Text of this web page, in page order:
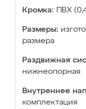
Кромка: ПВХ
Размеры:
размера
Раздвижная
нижнеопорная
Внутреннее
комплектация